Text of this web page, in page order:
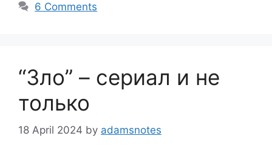
6 Comments
“Зло” – сериал и не
только
18 April 2024 by adamsnotes